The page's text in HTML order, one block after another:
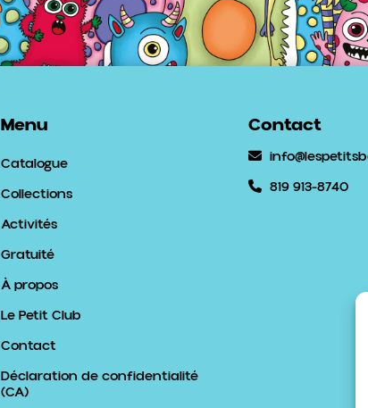
Menu
Catalogue
Collections
Activités
Gratuité
À propos
Le Petit Club
Contact
Déclaration de confidentialité
(CA)
Contact
819 913-8740